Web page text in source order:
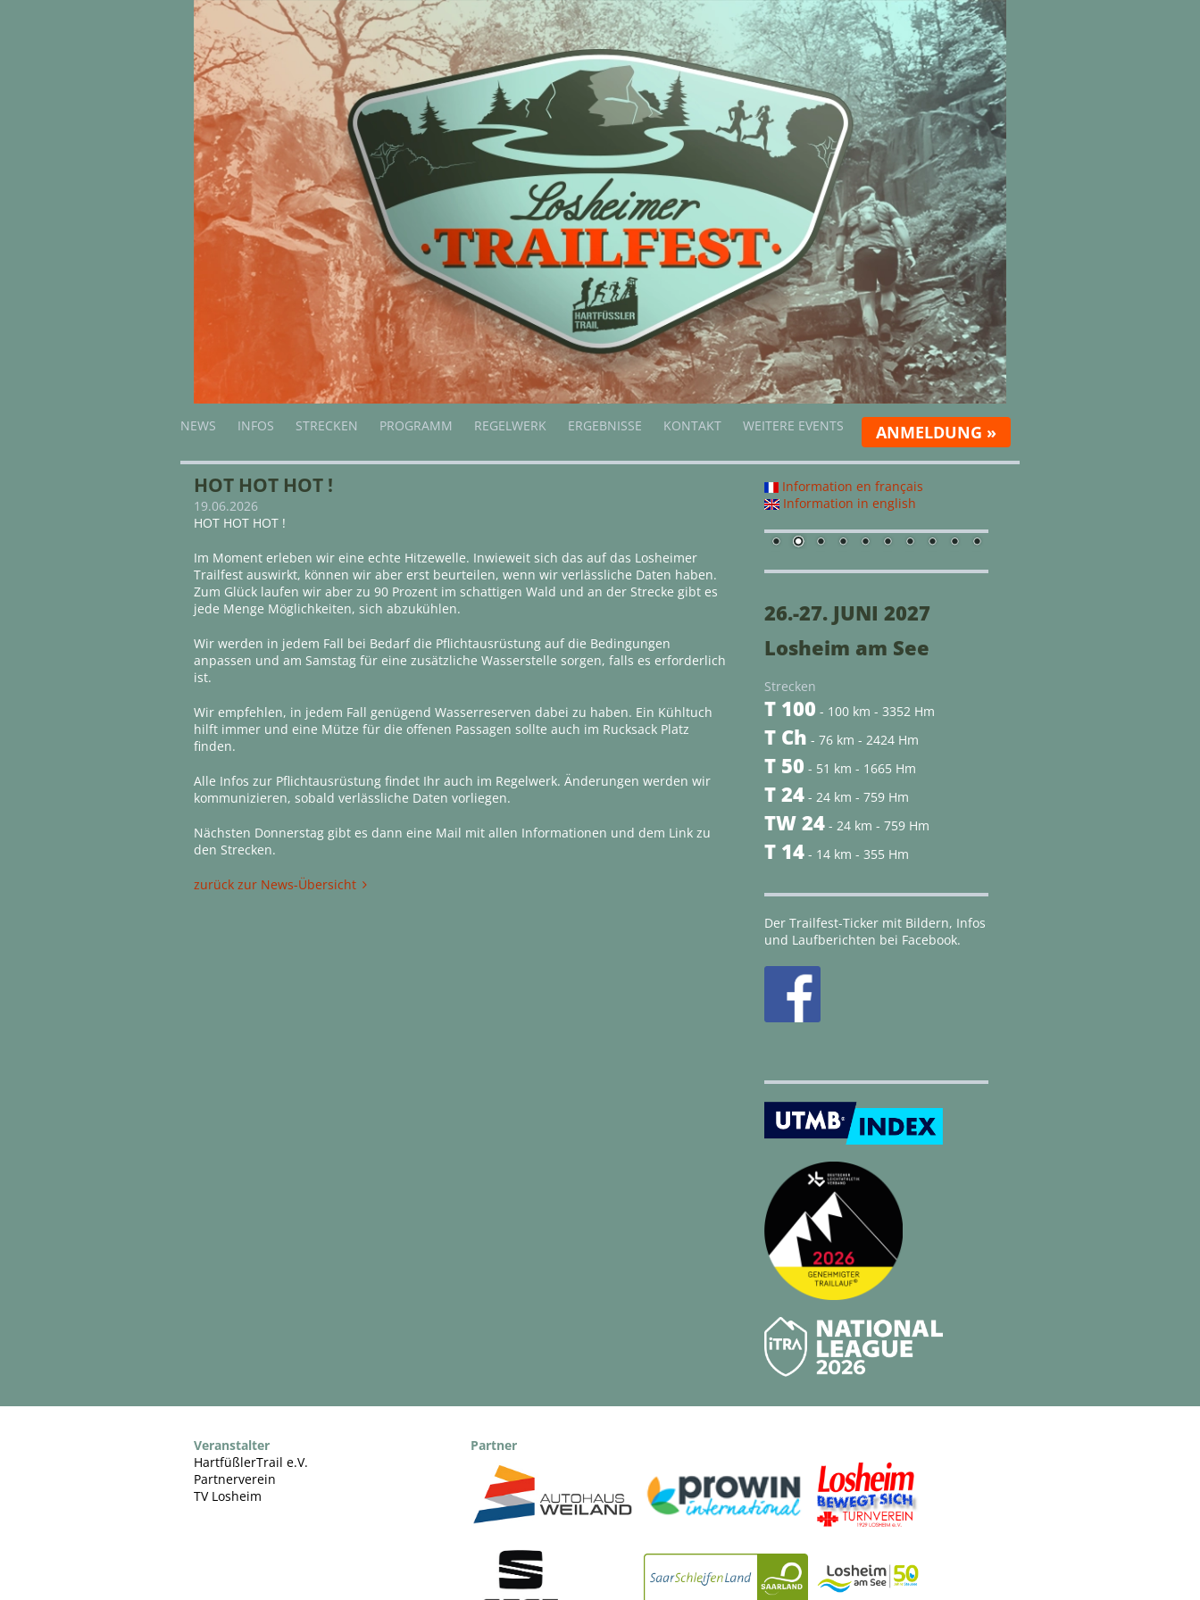
NEWS INFOS STRECKEN PROGRAMM REGELWERK ERGEBNISSE KONTAKT WEITERE EVENTS ANMELDUNG »
HOT HOT HOT !
19.06.2026
HOT HOT HOT !
Im Moment erleben wir eine echte Hitzewelle. Inwieweit sich das auf das Losheimer
Trailfest auswirkt, können wir aber erst beurteilen, wenn wir verlässliche Daten haben.
Zum Glück laufen wir aber zu 90 Prozent im schattigen Wald und an der Strecke gibt es
jede Menge Möglichkeiten, sich abzukühlen.
Wir werden in jedem Fall bei Bedarf die Pflichtausrüstung auf die Bedingungen
anpassen und am Samstag für eine zusätzliche Wasserstelle sorgen, falls es erforderlich
ist.
Wir empfehlen, in jedem Fall genügend Wasserreserven dabei zu haben. Ein Kühltuch
hilft immer und eine Mütze für die offenen Passagen sollte auch im Rucksack Platz
finden.
Alle Infos zur Pflichtausrüstung findet Ihr auch im Regelwerk. Änderungen werden wir
kommunizieren, sobald verlässliche Daten vorliegen.
Nächsten Donnerstag gibt es dann eine Mail mit allen Informationen und dem Link zu
den Strecken.
zurück zur News-Übersicht
Information en français
Information in english
26.-27. JUNI 2027
Losheim am See
Strecken
T 100 - 100 km - 3352 Hm
T Ch - 76 km - 2424 Hm
T 50 - 51 km - 1665 Hm
T 24- 24 km - 759 Hm
TW 24- 24 km - 759 Hm
T 14- 14 km - 355 Hm
Der Trailfest-Ticker mit Bildern, Infos
und Laufberichten bei Facebook.
Veranstalter
HartfüßlerTrail e.V.
Partnerverein
TV Losheim
Partner